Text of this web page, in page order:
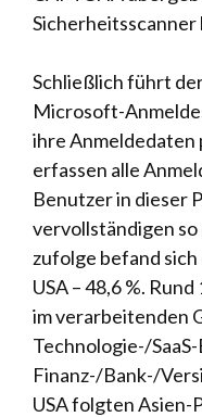
Sicherheitsscanner
Schließlich führt
Microsoft-
ihre
erfassen alle
Benutzer in dieser
vervollständigen
zufolge befand
USA – 48,6 %.
im verarbeitenden
Technologie-/
Finanz-/Bank-/
USA folgten Asien-